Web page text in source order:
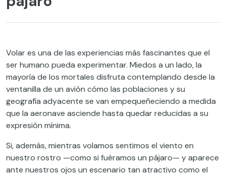
Volar es una de las experiencias más fascinantes que el
ser humano pueda experimentar. Miedos a un lado, la
mayoría de los mortales disfruta contemplando desde la
ventanilla de un avión cómo las poblaciones y su
geografía adyacente se van empequeñeciendo a medida
que la aeronave asciende hasta quedar reducidas a su
expresión mínima.
Si, además, mientras volamos sentimos el viento en
nuestro rostro —como si fuéramos un pájaro— y aparece
ante nuestros ojos un escenario tan atractivo como el